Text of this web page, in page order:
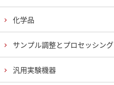
化学品
サンプル調整とプロセッシング
汎用実験機器